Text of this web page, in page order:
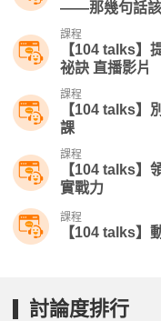
——那幾句話該
課程
【104 talks】
祕訣 直播影片
課程
【104 talks】
課​
課程
【104 talks】
實戰力
課程
【104 talks】
討論度排行